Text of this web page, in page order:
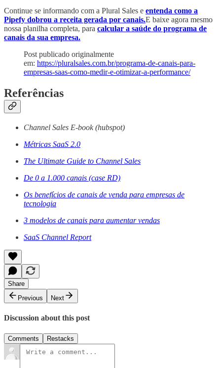
Continue se informando com a Plural Sales e entenda como a
Pipefy dobrou a receita gerada por canais.E baixe agora mesmo
nossa planilha completa, para calcular a saúde do programa de
canais da sua empresa.
Post publicado originalmente
em: https://pluralsales.com.br/programa-de-canais-para-
empresas-saas-como-medir-e-otimizar-a-performance/
Referências
Channel Sales E-book (hubspot)
Métricas SaaS 2.0
The Ultimate Guide to Channel Sales
De 0 a 1.000 canais (case RD)
Os benefícios de canais de venda para empresas de
tecnologia
3 modelos de canais para aumentar vendas
SaaS Channel Report
Share
Previous
Next
Discussion about this post
Comments Restacks